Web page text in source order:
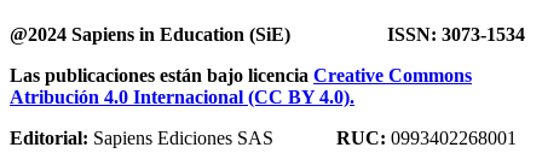
@2024 Sapiens in Education (SiE) ISSN: 3073-1534
Las publicaciones están bajo licencia Creative Commons
Atribución 4.0 Internacional (CC BY 4.0).
Editorial: Sapiens Ediciones SAS RUC: 0993402268001